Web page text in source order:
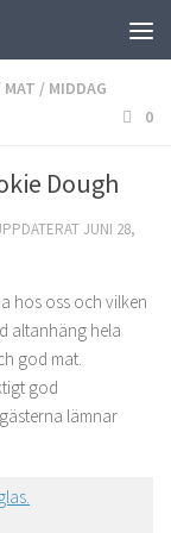
MAT / MIDDAG
0
Dough
JUNI 28,
hos oss och vilken
altanhäng hela
god mat.
god
lämnar